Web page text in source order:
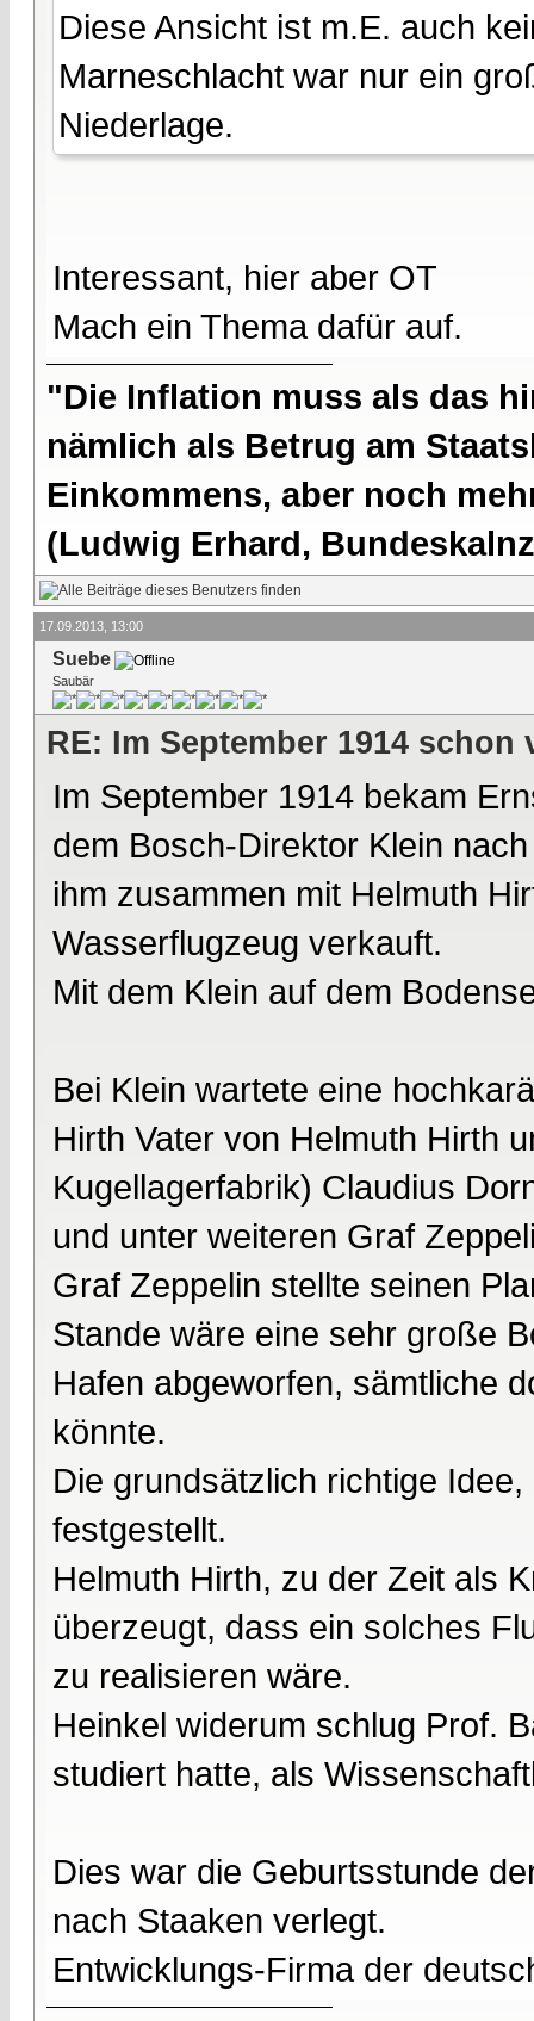
Diese Ansicht ist m.E. auch
Marneschlacht war nur ein
Niederlage.
Interessant, hier aber OT
Mach ein Thema dafür auf.
"Die Inflation muss als das
nämlich als Betrug am
Einkommens, aber noch
(Ludwig Erhard,
17.09.2013, 13:00
Suebe
Saubär
RE: Im September 1914 schon
Im September 1914 bekam
dem Bosch-Direktor Klein
ihm zusammen mit Helmuth
Wasserflugzeug verkauft.
Mit dem Klein auf dem
Bei Klein wartete eine
Hirth Vater von Helmuth Hirth
Kugellagerfabrik) Claudius
und unter weiteren Graf
Graf Zeppelin stellte seinen
Stande wäre eine sehr große
Hafen abgeworfen, sämtliche
könnte.
Die grundsätzlich richtige
festgestellt.
Helmuth Hirth, zu der Zeit als
überzeugt, dass ein solches
zu realisieren wäre.
Heinkel widerum schlug Prof.
studiert hatte, als
Dies war die Geburtsstunde
nach Staaken verlegt.
Entwicklungs-Firma der